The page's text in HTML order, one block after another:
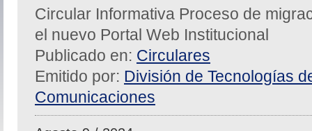
Circular Informativa Proceso de
el nuevo Portal Web Institucional
Publicado en: Circulares
Emitido por: División de Tecnologías
Comunicaciones